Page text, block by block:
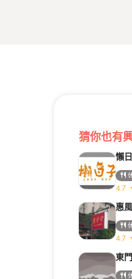
猜你也有
懶
4.7
惠
4.7
東